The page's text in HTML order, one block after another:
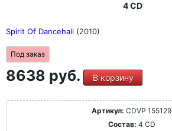
4 CD
Spirit Of Dancehall (2010)
Под заказ
8638 руб. В корзину
Артикул: CDVP 155129
Состав: 4 CD